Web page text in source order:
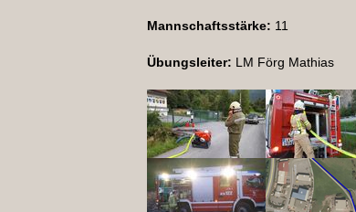
Mannschaftsstärke: 11
Übungsleiter: LM Förg Mathias